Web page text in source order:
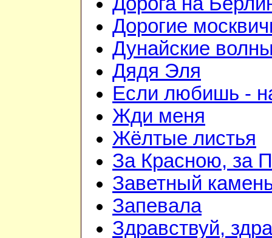
Дорогие
Дунайские
Дядя Эля
Если любишь -
Жди меня
Жёлтые листья
За Красною, за
Заветный
Запевала
Здравствуй,